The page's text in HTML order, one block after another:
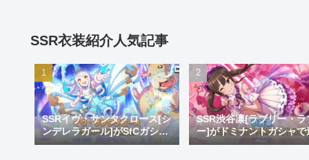
SSR衣装紹介人気記事
SSRイヴ・サンタクロース[シ
ンデレラガール]がSfCガシャ
で登場！おめでとうイヴ。大
SSR渋谷凛[ラブリー・ラ
ー]がドミナントガシャで
加！蒼を捨てし8周目先